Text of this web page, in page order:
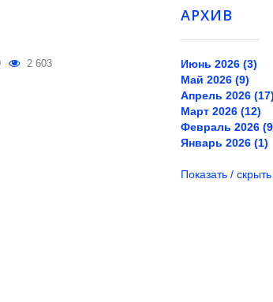
2 603
АРХИВ
Июнь 2026 (3)
Май 2026 (9)
Апрель 2026 (17)
Март 2026 (12)
Февраль 2026
Январь 2026 (1)
Показать /